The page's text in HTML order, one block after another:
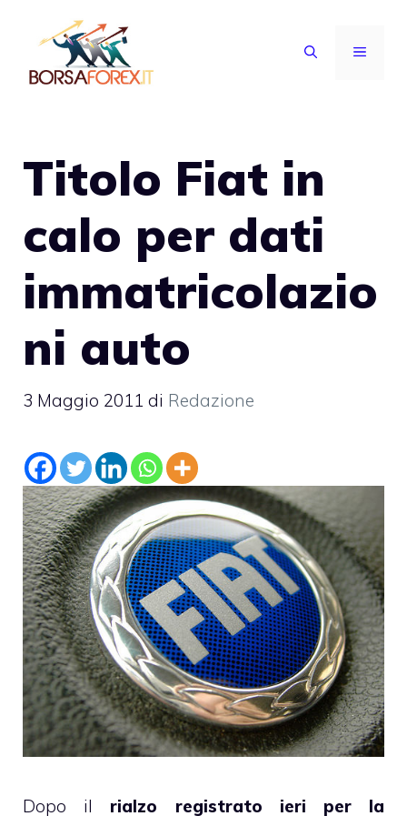
contenuto
MENU
Titolo Fiat in
calo per dati
immatricolazio
ni auto
3 Maggio 2011 di Redazione
Dopo il rialzo registrato ieri per la